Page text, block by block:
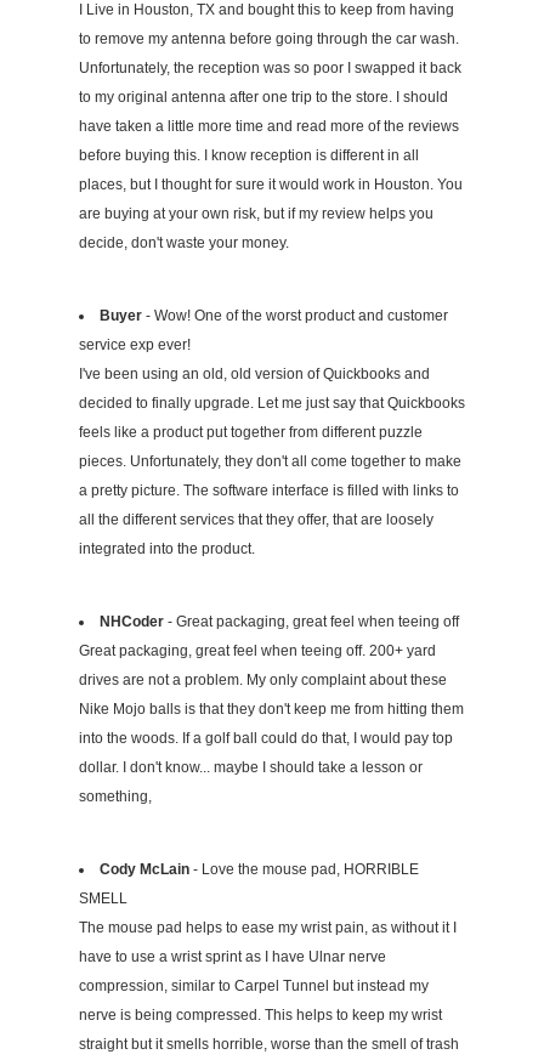
I Live in Houston, TX and bought this to keep from having
to remove my antenna before going through the car wash.
Unfortunately, the reception was so poor I swapped it back
to my original antenna after one trip to the store. I should
have taken a little more time and read more of the reviews
before buying this. I know reception is different in all
places, but I thought for sure it would work in Houston. You
are buying at your own risk, but if my review helps you
decide, don't waste your money.
Buyer - Wow! One of the worst product and customer
service exp ever!
I've been using an old, old version of Quickbooks and
decided to finally upgrade. Let me just say that Quickbooks
feels like a product put together from different puzzle
pieces. Unfortunately, they don't all come together to make
a pretty picture. The software interface is filled with links to
all the different services that they offer, that are loosely
integrated into the product.
NHCoder - Great packaging, great feel when teeing off
Great packaging, great feel when teeing off. 200+ yard
drives are not a problem. My only complaint about these
Nike Mojo balls is that they don't keep me from hitting them
into the woods. If a golf ball could do that, I would pay top
dollar. I don't know... maybe I should take a lesson or
something,
Cody McLain - Love the mouse pad, HORRIBLE
SMELL
The mouse pad helps to ease my wrist pain, as without it I
have to use a wrist sprint as I have Ulnar nerve
compression, similar to Carpel Tunnel but instead my
nerve is being compressed. This helps to keep my wrist
straight but it smells horrible, worse than the smell of trash